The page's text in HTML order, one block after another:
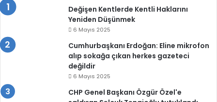
Değişen Kentlerde Kentli Haklarını
Yeniden Düşünmek
6 Mayıs 2025
Cumhurbaşkanı Erdoğan: Eline mikrofon
alıp sokağa çıkan herkes gazeteci
değildir
6 Mayıs 2025
CHP Genel Başkanı Özgür Özel'e